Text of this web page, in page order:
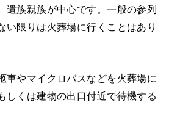
遺族親族が中心です。一般の参列
い限りは火葬場に行くことはあり
車やマイクロバスなどを火葬場に
しくは建物の出口付近で待機する